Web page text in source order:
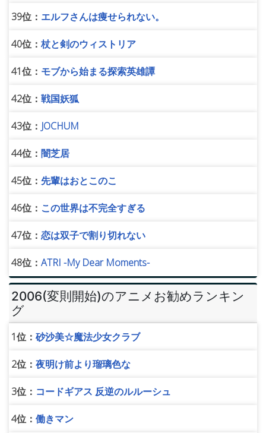
39位： エルフさんは痩せられない。
40位： 杖と剣のウィストリア
41位： モブから始まる探索英雄譚
42位： 戦国妖狐
43位： JOCHUM
44位： 闇芝居
45位： 先輩はおとこのこ
46位： この世界は不完全すぎる
47位： 恋は双子で割り切れない
48位： ATRI -My Dear Moments-
2006(変則開始)のアニメお勧めランキン
グ
1位： 砂沙美☆魔法少女クラブ
2位： 夜明け前より瑠璃色な
3位： コードギアス 反逆のルルーシュ
4位： 働きマン